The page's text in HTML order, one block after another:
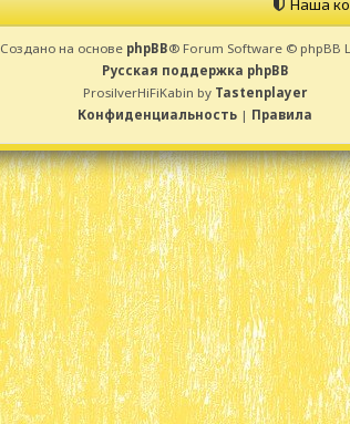
Наша
Создано на основе phpBB® Forum Software © phpBB
Русская поддержка phpBB
ProsilverHiFiKabin by Tastenplayer
Конфиденциальность | Правила